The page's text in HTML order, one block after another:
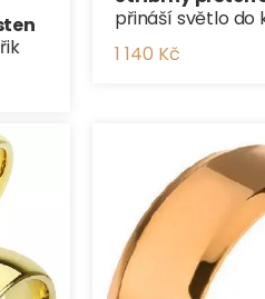
přináší světlo do
1 140 Kč